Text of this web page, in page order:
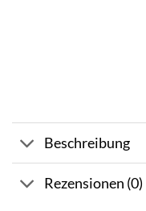
Beschreibung
Rezensionen (0)